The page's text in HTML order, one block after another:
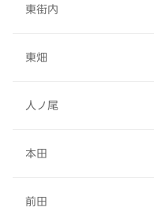
東街内
東畑
人ノ尾
本田
前田